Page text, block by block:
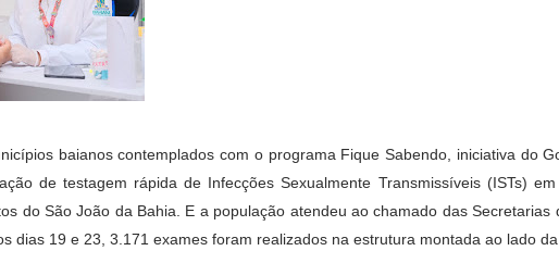
baianos contemplados com o programa Fique Sabendo, iniciativa do
de testagem rápida de Infecções Sexualmente Transmissíveis (ISTs)
do São João da Bahia. E a população atendeu ao chamado das Secretarias
dias 19 e 23, 3.171 exames foram realizados na estrutura montada ao lado